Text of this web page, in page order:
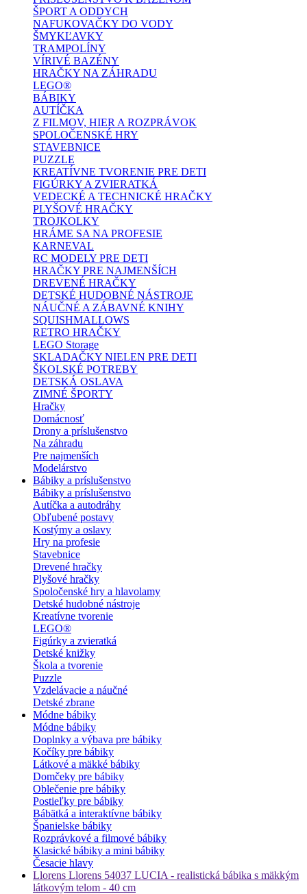
ŠPORT A ODDYCH
NAFUKOVAČKY DO VODY
ŠMYKĽAVKY
TRAMPOLÍNY
VÍRIVÉ BAZÉNY
HRAČKY NA ZÁHRADU
LEGO®
BÁBIKY
AUTÍČKA
Z FILMOV, HIER A ROZPRÁVOK
SPOLOČENSKÉ HRY
STAVEBNICE
PUZZLE
KREATÍVNE TVORENIE PRE DETI
FIGÚRKY A ZVIERATKÁ
VEDECKÉ A TECHNICKÉ HRAČKY
PLYŠOVÉ HRAČKY
TROJKOLKY
HRÁME SA NA PROFESIE
KARNEVAL
RC MODELY PRE DETI
HRAČKY PRE NAJMENŠÍCH
DREVENÉ HRAČKY
DETSKÉ HUDOBNÉ NÁSTROJE
NÁUČNÉ A ZÁBAVNÉ KNIHY
SQUISHMALLOWS
RETRO HRAČKY
LEGO Storage
SKLADAČKY NIELEN PRE DETI
ŠKOLSKÉ POTREBY
DETSKÁ OSLAVA
ZIMNÉ ŠPORTY
Hračky
Domácnosť
Drony a príslušenstvo
Na záhradu
Pre najmenších
Modelárstvo
Bábiky a príslušenstvo
Bábiky a príslušenstvo
Autíčka a autodráhy
Obľubené postavy
Kostýmy a oslavy
Hry na profesie
Stavebnice
Drevené hračky
Plyšové hračky
Spoločenské hry a hlavolamy
Detské hudobné nástroje
Kreatívne tvorenie
LEGO®
Figúrky a zvieratká
Detské knižky
Škola a tvorenie
Puzzle
Vzdelávacie a náučné
Detské zbrane
Módne bábiky
Módne bábiky
Doplnky a výbava pre bábiky
Kočíky pre bábiky
Látkové a mäkké bábiky
Domčeky pre bábiky
Oblečenie pre bábiky
Postieľky pre bábiky
Bábätká a interaktívne bábiky
Španielske bábiky
Rozprávkové a filmové bábiky
Klasické bábiky a mini bábiky
Česacie hlavy
Llorens Llorens 54037 LUCIA - realistická bábika s mäkkým
látkovým telom - 40 cm